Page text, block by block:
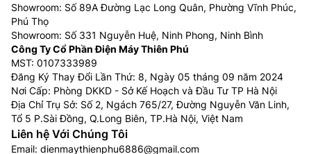
Showroom: Số 89A Đường Lạc Long Quân, Phường Vĩnh Phúc,
Phú Thọ
Showroom: Số 331 Nguyễn Huệ, Ninh Phong, Ninh Bình
Công Ty Cổ Phần Điện Máy Thiên Phú
MST: 0107333989
Đăng Ký Thay Đổi Lần Thứ: 8, Ngày 05 tháng 09 năm 2024
Nơi Cấp: Phòng DKKD - Sở Kế Hoạch và Đầu Tư TP Hà Nội
Địa Chỉ Trụ Sở: Số 2, Ngách 765/27, Đường Nguyễn Văn Linh,
Tổ 5 P.Sài Đồng, Q.Long Biên, TP.Hà Nội, Việt Nam
Liên hệ Với Chúng Tôi
Email: dienmaythienphu6886@gmail.com